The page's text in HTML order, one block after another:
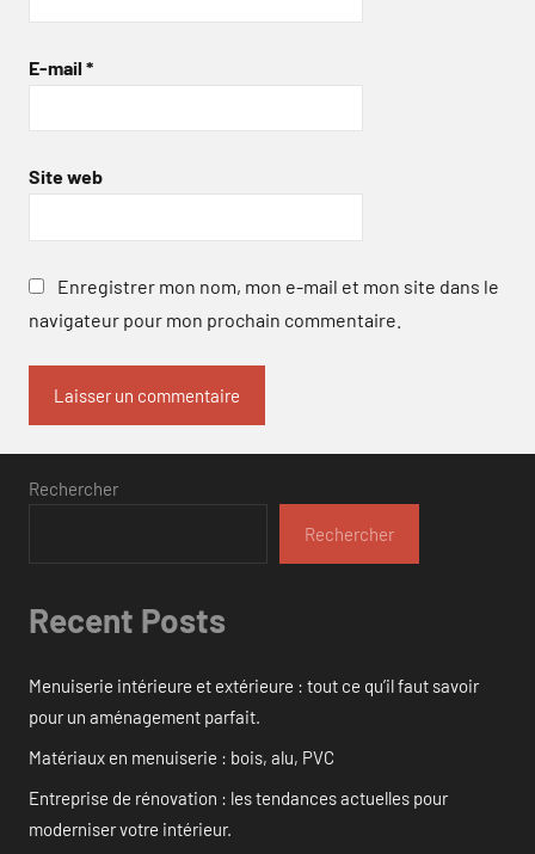
E-mail *
Site web
Enregistrer mon nom, mon e-mail et mon site dans le
navigateur pour mon prochain commentaire.
Rechercher
Rechercher
Recent Posts
Menuiserie intérieure et extérieure : tout ce qu’il faut savoir
pour un aménagement parfait.
Matériaux en menuiserie : bois, alu, PVC
Entreprise de rénovation : les tendances actuelles pour
moderniser votre intérieur.